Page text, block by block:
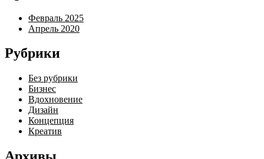
Февраль 2025
Апрель 2020
Рубрики
Без рубрики
Бизнес
Вдохновение
Дизайн
Концепция
Креатив